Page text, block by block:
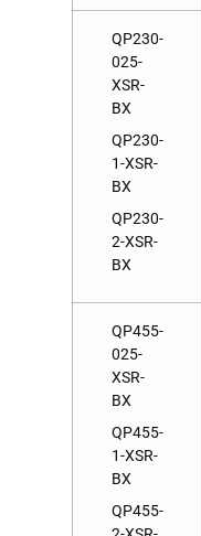
QP230-
025-
XSR-
BX
QP230-
1-XSR-
BX
QP230-
2-XSR-
BX
QP455-
025-
XSR-
BX
QP455-
1-XSR-
BX
QP455-